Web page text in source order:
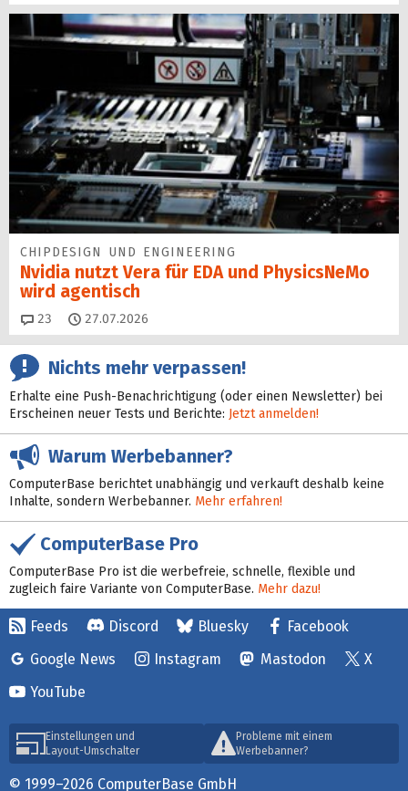
CHIPDESIGN UND ENGINEERING
Nvidia nutzt Vera für EDA und PhysicsNeMo
wird agentisch
23 Kommentare
27.07.2026
Nichts mehr verpassen!
Erhalte eine Push-Benachrichtigung (oder einen Newsletter) bei
Erscheinen neuer Tests und Berichte: Jetzt anmelden!
Warum Werbebanner?
ComputerBase berichtet unabhängig und verkauft deshalb keine
Inhalte, sondern Werbebanner. Mehr erfahren!
ComputerBase Pro
ComputerBase Pro ist die werbefreie, schnelle, flexible und
zugleich faire Variante von ComputerBase. Mehr dazu!
Feeds Discord Bluesky
Facebook
Google News
Instagram Mastodon
X
YouTube
Einstellungen und
Layout-Umschalter
Probleme mit einem
Werbebanner?
© 1999–2026 ComputerBase GmbH